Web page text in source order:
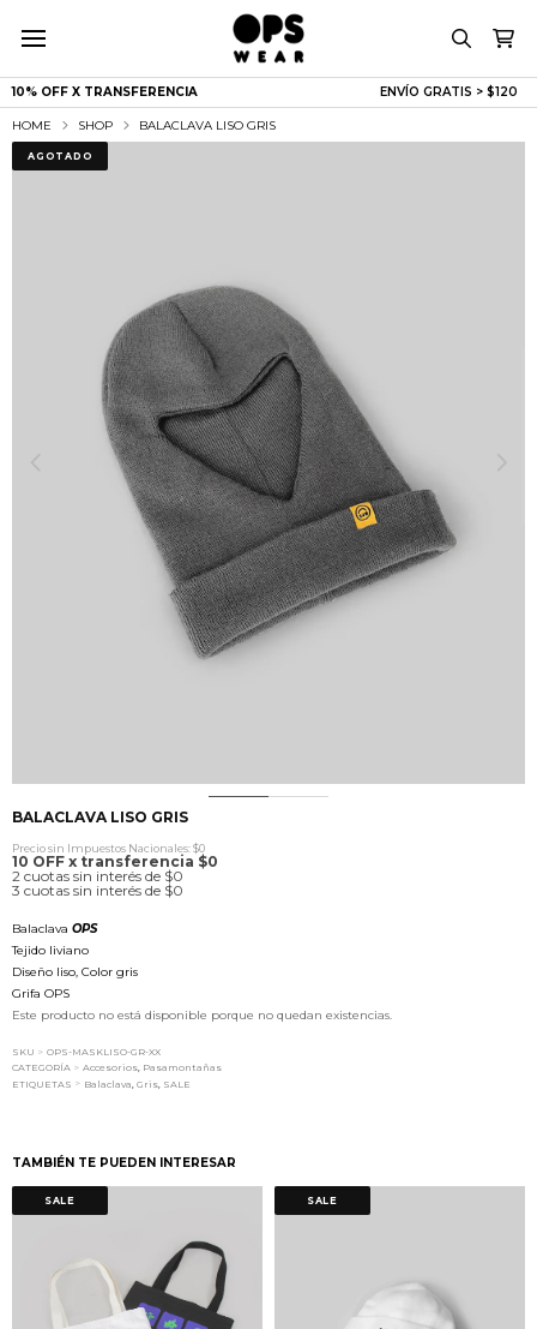
10% OFF X TRANSFERENCIA ENVÍO GRATIS > $
HOME SHOP BALACLAVA LISO GRIS
AGOTADO
0 1 2
BALACLAVA LISO GRIS
Precio sin Impuestos Nacionales: $0
10 OFF x transferencia $0
2 cuotas sin interés de $0
3 cuotas sin interés de $0
Balaclava OPS
Tejido liviano
Diseño liso, Color gris
Grifa OPS
Este producto no está disponible porque no quedan existencias.
SKU > OPS-MASKLISO-GR-XX
CATEGORÍA > Accesorios Pasamontañas
ETIQUETAS > Balaclava Gris SALE
TAMBIÉN TE PUEDEN INTERESAR
SALE SALE